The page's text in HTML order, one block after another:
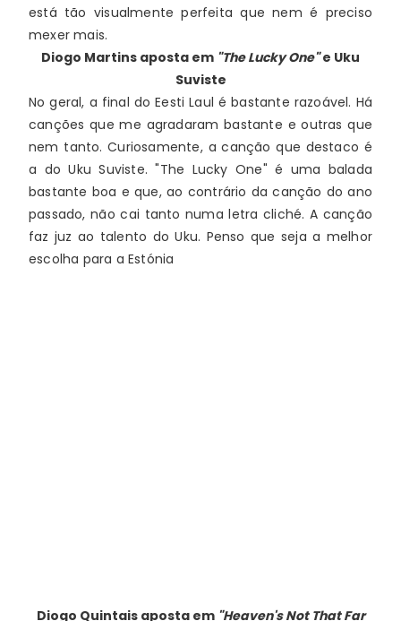
está tão visualmente perfeita que nem é preciso
mexer mais.
Diogo Martins aposta em "The Lucky One"e Uku
Suviste
No geral, a final do Eesti Laul é bastante razoável. Há
canções que me agradaram bastante e outras que
nem tanto. Curiosamente, a canção que destaco é
a do Uku Suviste. "The Lucky One" é uma balada
bastante boa e que, ao contrário da canção do ano
passado, não cai tanto numa letra cliché. A canção
faz juz ao talento do Uku. Penso que seja a melhor
escolha para a Estónia
Diogo Quintais aposta em "Heaven's Not That Far